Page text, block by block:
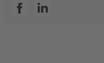
SSI facebookSSI linkedin